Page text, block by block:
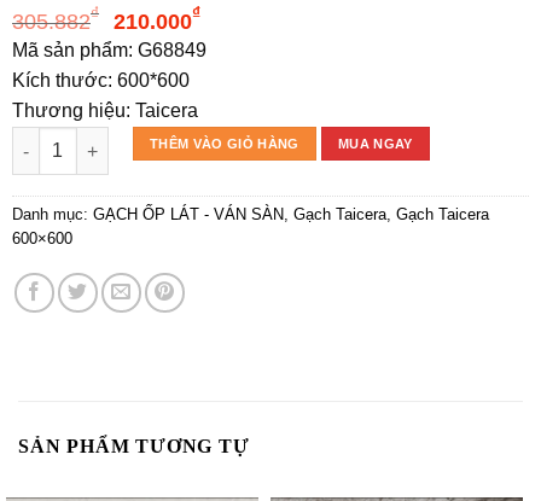
305.882₫
Giá
gốc
là:
305.882₫.
210.000₫Giá
hiện
210.000₫.
Mã sản phẩm: G68849
Kích thước: 600*600
Thương hiệu: Taicera
Gạch TAICERA G68849 60*60 số lượng
THÊM VÀO GIỎ HÀNG MUA NGAY
Danh mục: GẠCH ỐP LÁT - VÁN SÀN, Gạch Taicera, Gạch Taicera
600×600
SẢN PHẨM TƯƠNG TỰ